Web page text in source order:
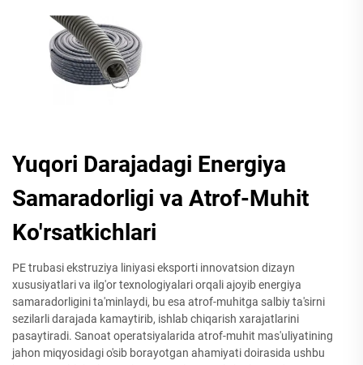
Yuqori Darajadagi Energiya
Samaradorligi va Atrof-Muhit
Ko'rsatkichlari
PE trubasi ekstruziya liniyasi eksporti innovatsion dizayn
xususiyatlari va ilg'or texnologiyalari orqali ajoyib energiya
samaradorligini ta'minlaydi, bu esa atrof-muhitga salbiy ta'sirni
sezilarli darajada kamaytirib, ishlab chiqarish xarajatlarini
pasaytiradi. Sanoat operatsiyalarida atrof-muhit mas'uliyatining
jahon miqyosidagi o'sib borayotgan ahamiyati doirasida ushbu